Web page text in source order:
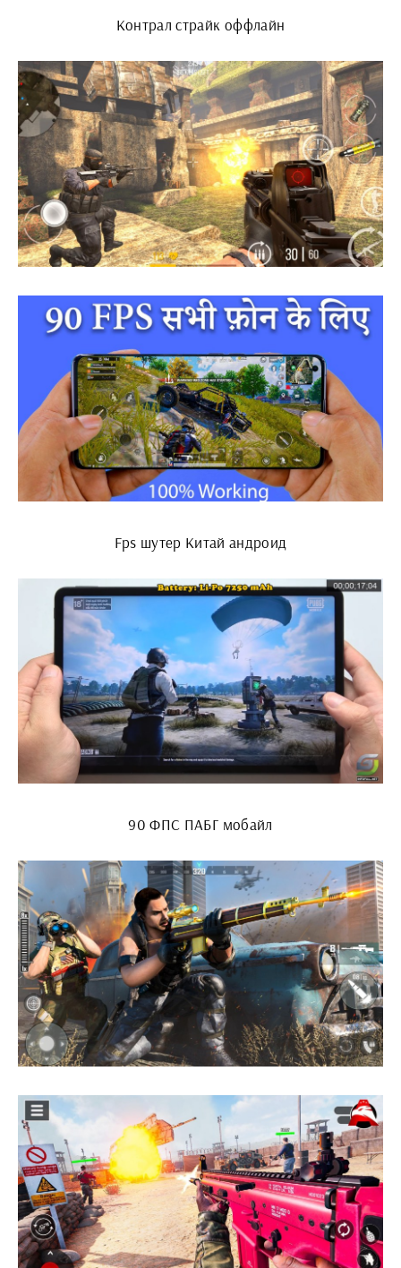
Контрал страйк оффлайн
Fps шутер Китай андроид
90 ФПС ПАБГ мобайл